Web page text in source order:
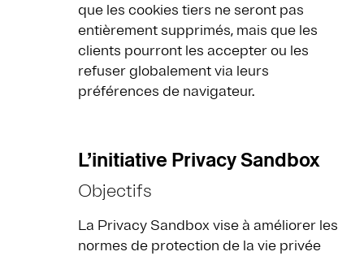
que les cookies tiers ne seront pas
entièrement supprimés, mais que les
clients pourront les accepter ou les
refuser globalement via leurs
préférences de navigateur.
L’initiative Privacy Sandbox
Objectifs
La Privacy Sandbox vise à améliorer les
normes de protection de la vie privée